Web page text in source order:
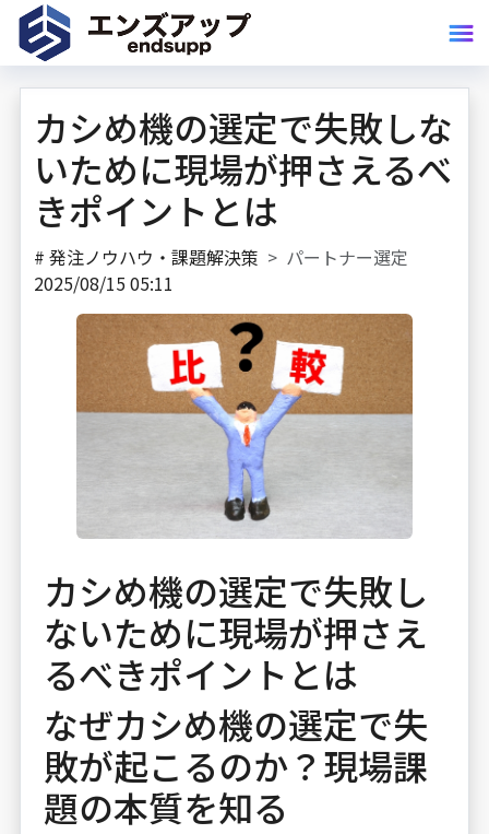
カシめ機の選定で失敗しな
いために現場が押さえるべ
きポイントとは
#発注ノウハウ・課題解決策
パートナー選定
2025/08/15 05:11
カシめ機の選定で失敗し
ないために現場が押さえ
るべきポイントとは
なぜカシめ機の選定で失
敗が起こるのか？現場課
題の本質を知る